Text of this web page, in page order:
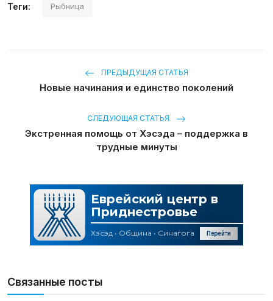
Теги: Рыбница
ПРЕДЫДУЩАЯ СТАТЬЯ
Новые начинания и единство поколений
СЛЕДУЮЩАЯ СТАТЬЯ
Экстренная помощь от Хэсэда – поддержка в
трудные минуты
Связанные посты